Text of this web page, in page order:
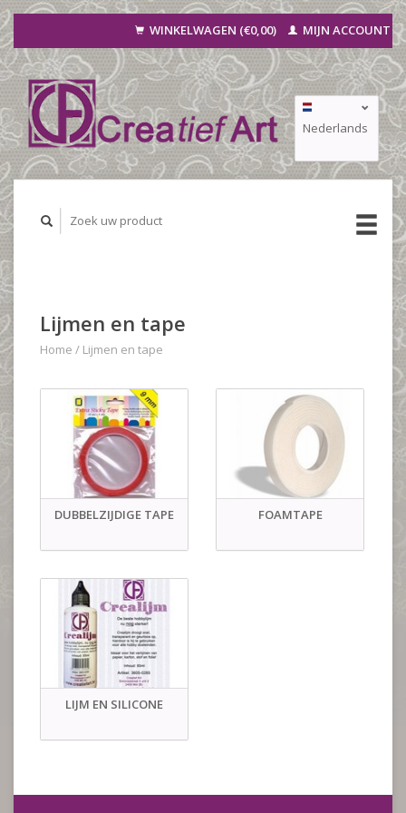
WINKELWAGEN (€0,00) MIJN ACCOUNT
Nederlands
Deutsch
Lijmen en tape
Home / Lijmen en tape
DUBBELZIJDIGE TAPE FOAMTAPE
LIJM EN SILICONE